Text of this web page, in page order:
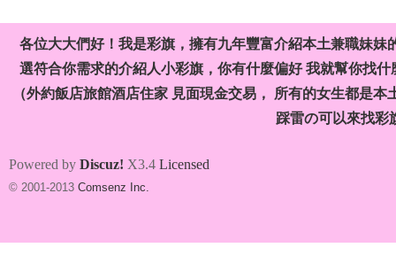
各位大大們好！我是彩旗，擁有九年豐富介紹本土兼職妹
選符合你需求的介紹人小彩旗，你有什麼偏好 我就幫你找
（外約飯店旅館酒店住家 見面現金交易， 所有的女生都是
踩雷の可以來找彩
Powered by Discuz! X3.4 Licensed
© 2001-2013 Comsenz Inc.